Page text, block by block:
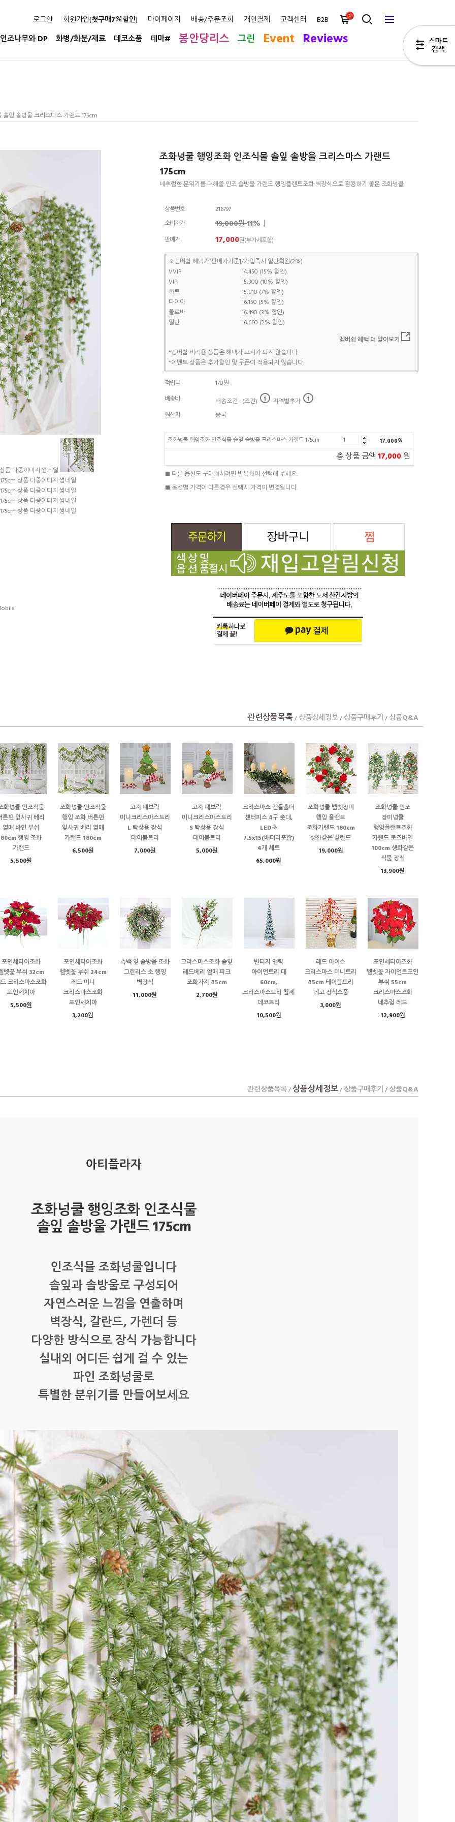
로그인 회원가입(첫구매7 할인) 마이페이지 배송/주문조회 개인결제 고객센터 B2B 0
인조나무와 DP 화병/화분/재료 데코소품 테마# 봉안당리스 그린 Event Reviews
잎 솔방울 크리스마스 가랜드 175cm
조화넝쿨 행잉조화 인조식물 솔잎 솔방울 크리스마스 가랜드
175cm
네추럴한 분위기를 더해줄 인조 솔방울 가랜드 행잉플랜트조화 벽장식으로 활용하기 좋은 조화넝쿨
상품번호
216797
소비자가
19,000원11% ↓
판매가 17,000원(부가세포함)
※멤버쉽 혜택가[판매가기준]/가입즉시 일반회원(2%)
VVIP
14,450 (15% 할인)
VIP
15,300 (10% 할인)
하트
15,810 (7% 할인)
다이아
16,150 (5% 할인)
클로바
16,490 (3% 할인)
일반
16,660 (2% 할인)
멤버쉽 혜택 더 알아보기
*멤버쉽 비적용 상품은 혜택가 표시가 되지 않습니다.
*이벤트 상품은 추가할인 및 쿠폰이 적용되지 않습니다.
적립금
170원
배송비
배송조건 : (조건)
지역별추가
원산지
중국
조화넝쿨 행잉조화 인조식물 솔잎 솔방울 크리스마스 가랜드 175cm 17,000원
총 상품 금액 17,000원
■ 다른 옵션도 구매하시려면 반복하여 선택해 주세요.
■ 옵션별 가격이 다른경우 선택시 가격이 변경됩니다.
관련상품목록/ 상품상세정보/ 상품구매후기 / 상품Q&A
화넝쿨 인조식물
튼펀 잎사귀 베리
열매 바인 부쉬
80cm 행잉 조화
가랜드
5,500원
조화넝쿨 인조식물
행잉 조화 버튼펀
잎사귀 베리 열매
가랜드 180cm
6,500원
코지 패브릭
미니크리스마스트리
L 탁상용 장식
테이블트리
7,000원
코지 패브릭
미니크리스마스트리
S 탁상용 장식
테이블트리
5,000원
크리스마스 캔들홀더
센터피스 4구 촛대,
LED초
7.5x15(배터리포함)
4개 세트
65,000원
조화넝쿨 벨벳장미
행잉 플랜트
조화가랜드 180cm
생화같은 갈란드
19,000원
조화넝쿨 인조
장미넝쿨
행잉플랜트조화
가랜드 로즈바인
100cm 생화같은
식물 장식
13,900원
포인세티아조화
벳꽃 부쉬 32cm
크리스마스조화
포인세치아
5,500원
포인세티아조화
벨벳꽃 부쉬 24cm
레드 미니
크리스마스조화
포인세치아
3,200원
측백 잎 솔방울 조화
그린리스 소 행잉
벽장식
11,000원
크리스마스조화 솔잎
레드베리 열매 피크
조화가지 45cm
2,700원
빈티지 앤틱
아이언트리 대
60cm,
크리스마스트리 철제
데코트리
10,500원
레드 아이스
크리스마스 미니트리
45cm 테이블트리
데코 장식소품
3,000원
포인세티아조화
벨벳꽃 자이언트포인
부쉬 55cm
크리스마스조화
네추럴 레드
12,900원
관련상품목록/상품상세정보/ 상품구매후기 / 상품Q&A
아티플라자
조화넝쿨 행잉조화 인조식물
솔잎 솔방울 가랜드 175cm
인조식물 조화넝쿨입니다
솔잎과 솔방울로 구성되어
자연스러운 느낌을 연출하며
벽장식, 갈란드, 가렌더 등
다양한 방식으로 장식 가능합니다
실내외 어디든 쉽게 걸 수 있는
파인 조화넝쿨로
특별한 분위기를 만들어보세요